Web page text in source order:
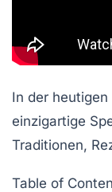
In der
einzigartige
Traditionen,
Table of